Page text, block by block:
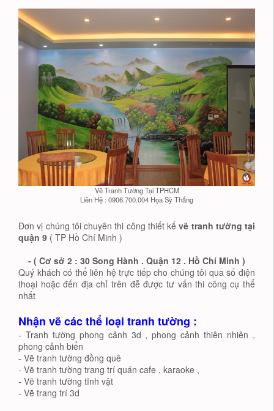
Vẽ Tranh Tường Tại TPHCM
Liên Hệ : 0906.700.004 Họa Sỹ Thắng
Đơn vị chúng tôi chuyên thi công thiết kếvẽ tranh tường tại
quận 9 ( TP Hồ Chí Minh )
- ( Cơ sở 2 : 30 Song Hành . Quận 12 . Hồ Chí Minh )
Quý khách có thể liên hệ trực tiếp cho chúng tôi qua số điện
thoại hoặc đến địa chỉ trên đễ được tư vấn thi công cụ thể
nhất
Nhận vẽ các thể loại tranh tường :
- Tranh tường phong cảnh 3d , phong cảnh thiên nhiên ,
phong cảnh biển
- Vẽ tranh tường đồng quê
- Vẽ tranh tường trang trí quán cafe , karaoke ,
- Vẽ tranh tường tĩnh vật
- Vẽ trang trí 3d